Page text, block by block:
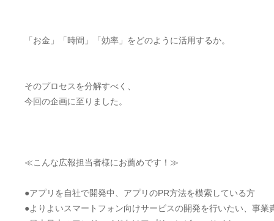
「お金」「時間」「効率」をどのように活用するか。
そのプロセスを分解すべく、
今回の企画に至りました。
≪こんな広報担当者様にお薦めです！≫
●アプリを自社で開発中、アプリのPR方法を模索している方
●よりよいスマートフォン向けサービスの開発を行いたい、事業